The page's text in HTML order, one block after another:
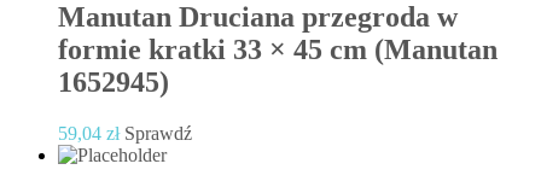
Manutan Druciana przegroda w
formie kratki 33 × 45 cm (Manutan
1652945)
59,04 zł Sprawdź